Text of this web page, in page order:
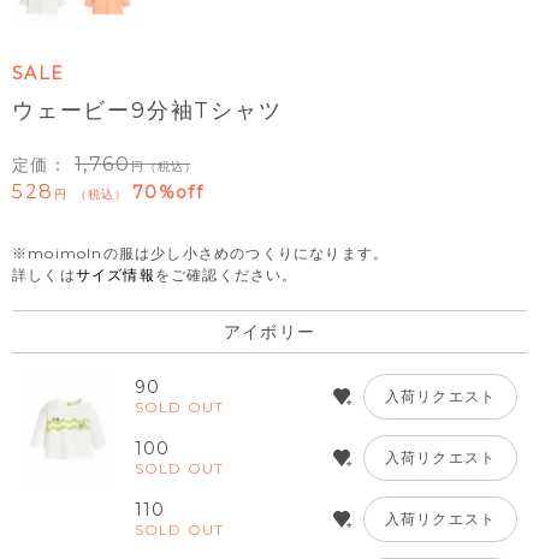
SALE
ウェービー9分袖Tシャツ
定価： 1,760 （税込）
528 税込 70%off
※moimolnの服は少し小さめのつくりになります。
詳しくはサイズ情報 をご確認ください。
アイボリー
90
SOLD OUT
入荷リクエスト
100
SOLD OUT
入荷リクエスト
110
SOLD OUT
入荷リクエスト